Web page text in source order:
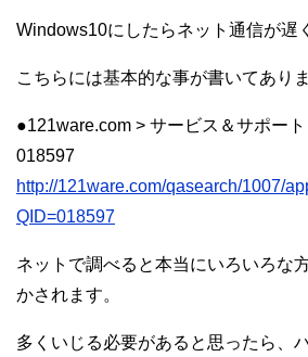
Windows10にしたらネット通信が遅
こちらには基本的な事が書いてありま
●121ware.com > サービス＆サポー
018597
http://121ware.com/qasearch/1007/
QID=018597
ネットで調べると本当にいろいろな
かされます。
多くいじる必要があると思ったら、